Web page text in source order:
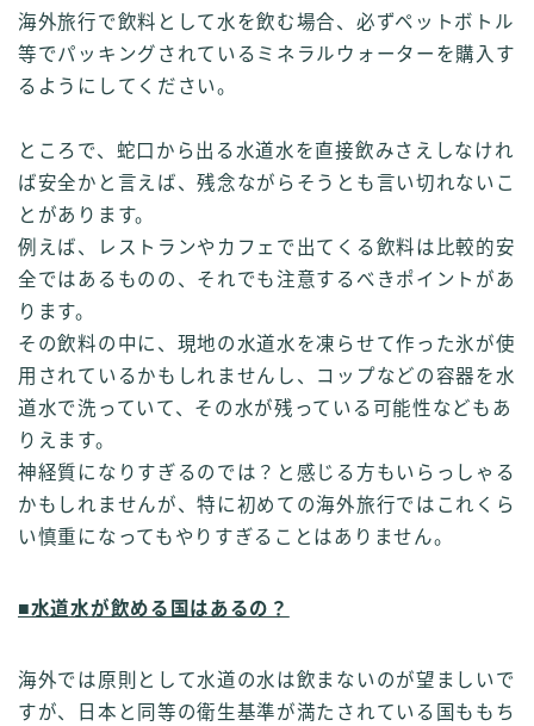
海外旅行で飲料として水を飲む場合、必ずペットボトル
等でパッキングされているミネラルウォーターを購入す
るようにしてください。
ところで、蛇口から出る水道水を直接飲みさえしなけれ
ば安全かと言えば、残念ながらそうとも言い切れないこ
とがあります。
例えば、レストランやカフェで出てくる飲料は比較的安
全ではあるものの、それでも注意するべきポイントがあ
ります。
その飲料の中に、現地の水道水を凍らせて作った氷が使
用されているかもしれませんし、コップなどの容器を水
道水で洗っていて、その水が残っている可能性などもあ
りえます。
神経質になりすぎるのでは？と感じる方もいらっしゃる
かもしれませんが、特に初めての海外旅行ではこれくら
い慎重になってもやりすぎることはありません。
■水道水が飲める国はあるの？
海外では原則として水道の水は飲まないのが望ましいで
すが、日本と同等の衛生基準が満たされている国ももち